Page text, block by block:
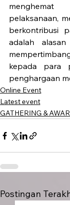
menghemat
pelaksanaan,
berkontribusi
adalah
kepada para
penghargaan
Online Event
Latest event
GATHERING &
Postingan